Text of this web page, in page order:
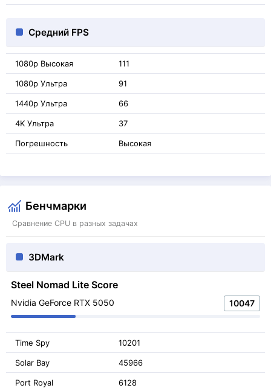
Средний FPS
1080p Высокая 111
1080p Ультра 91
1440p Ультра 66
4K Ультра 37
Погрешность Высокая
Бенчмарки
Сравнение CPU в разных задачах
3DMark
Steel Nomad Lite Score
Nvidia GeForce RTX 5050 10047
Time Spy 10201
Solar Bay 45966
Port Royal 6128